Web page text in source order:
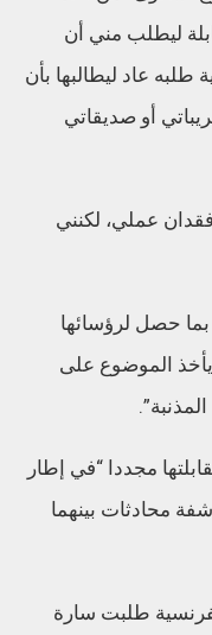
ليطلب مني أن
طلبه عاد ليطالبها بأن
أو صديقاتي
عملي، لكنني
حصل لرؤسائها
يأخذ الموضوع على
مجددا “في إطار
محادثات بينهما
طلبت سارة